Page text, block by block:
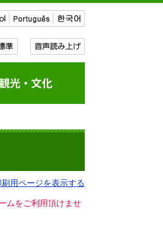
刷用ページを表示する
ムをご利用頂けませ